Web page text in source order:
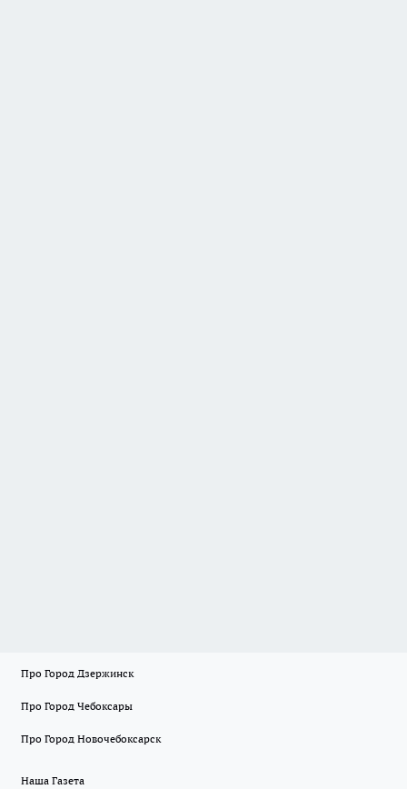
Про Город Дзержинск
Про Город Чебоксары
Про Город Новочебоксарск
Наша Газета